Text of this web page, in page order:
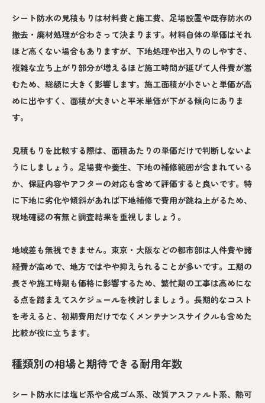
シート防水の見積もりは材料費と施工費、足場設置や既存防水の
撤去・廃材処理が合わさって決まります。材料自体の単価はそれ
ほど高くない場合もありますが、下地処理や出入りのしやすさ、
複雑な立ち上がり部分が増えるほど施工時間が延びて人件費が嵩
むため、総額に大きく影響します。施工面積が小さいと単価が高
めに出やすく、面積が大きいと平米単価が下がる傾向にありま
す。
見積もりを比較する際は、面積あたりの単価だけで判断しないよ
うにしましょう。足場費や養生、下地の補修範囲が含まれている
か、保証内容やアフターの対応も含めて評価すると良いです。特
に下地に劣化や傾斜があれば下地補修で費用が跳ね上がるため、
現地確認の有無と調査結果を重視しましょう。
地域差も無視できません。東京・大阪などの都市部は人件費や諸
経費が高めで、地方ではやや抑えられることが多いです。工期の
長さや施工時期も価格に影響するため、繁忙期の工事は高めにな
る点を踏まえてスケジュールを検討しましょう。長期的なコスト
を考えると、初期費用だけでなくメンテナンスサイクルも含めた
比較が役に立ちます。
種類別の相場と期待できる耐用年数
シート防水には塩ビ系や合成ゴム系、改質アスファルト系、熱可